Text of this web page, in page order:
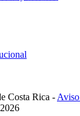
Costa Rica -